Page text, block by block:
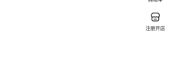
注册开店